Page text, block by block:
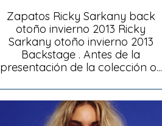
Zapatos Ricky Sarkany back
otoño invierno 2013 Ricky
Sarkany otoño invierno 2013
Backstage . Antes de la
presentación de la colección o...